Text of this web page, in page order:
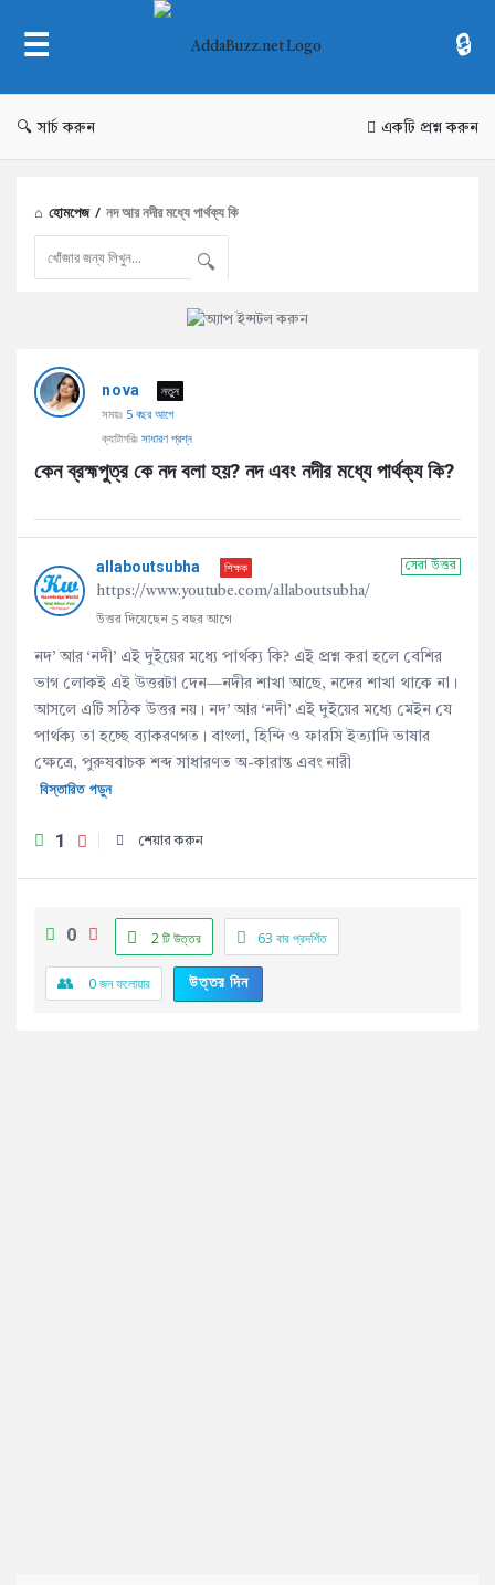
AddaBuzz.net
সার্চ করুন একটি প্রশ্ন করুন
হোমপেজ / নদ আর নদীর মধ্যে পার্থক্য কি
AddaBuzz.net
Latest
nova
নতুন
সময়ঃ 5 বছর আগে
ক্যাটাগরিঃ সাধারণ প্রশ্ন
কেন ব্রহ্মপুত্র কে নদ বলা হয়? নদ এবং নদীর মধ্যে পার্থক্য কি?
সেরা উত্তর
allaboutsubha শিক্ষক
https://www.youtube.com/allaboutsubha/
উত্তর দিয়েছেন 5 বছর আগে
নদ’ আর ‘নদী’ এই দুইয়ের মধ্যে পার্থক্য কি? এই প্রশ্ন করা হলে বেশির
ভাগ লোকই এই উত্তরটা দেন—নদীর শাখা আছে, নদের শাখা থাকে না।
আসলে এটি সঠিক উত্তর নয়। নদ’ আর ‘নদী’ এই দুইয়ের মধ্যে মেইন যে
পার্থক্য তা হচ্ছে ব্যাকরণগত। বাংলা, হিন্দি ও ফারসি ইত্যাদি ভাষার
ক্ষেত্রে, পুরুষবাচক শব্দ সাধারণত অ-কারান্ত এবং নারী
বিস্তারিত পড়ুন
1 শেয়ার করুন
0 2 টি উত্তর 63 বার প্রদর্শিত
0জন ফলোয়ার উত্তর দিন